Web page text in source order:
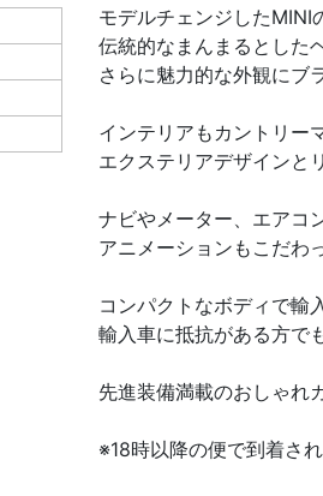
モデルチェンジしたMINI
伝統的なまんまるとした
さらに魅力的な外観にブ
インテリアもカントリー
エクステリアデザインと
ナビやメーター、エアコ
アニメーションもこだわ
コンパクトなボディで輸
輸入車に抵抗がある方で
先進装備満載のおしゃれ
※18時以降の便で到着さ